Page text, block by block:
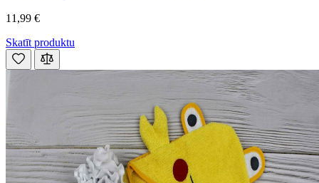
11,99 €
Skatīt produktu